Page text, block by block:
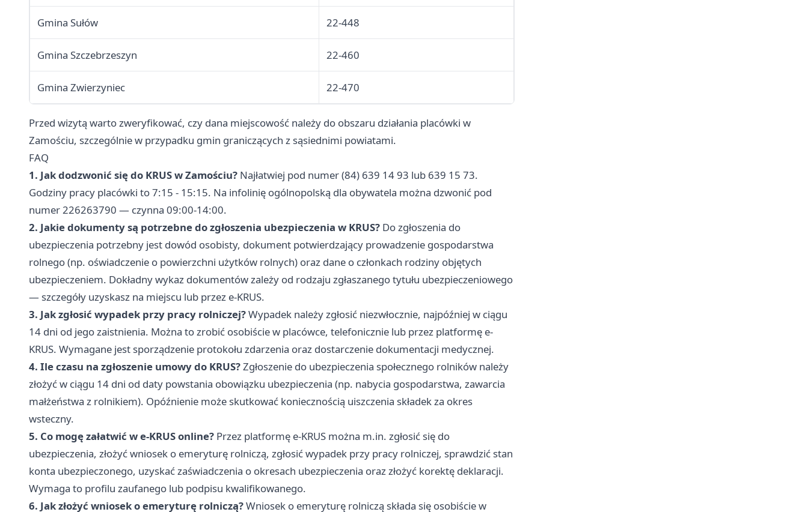
Gmina Sułów 22-448
Gmina Szczebrzeszyn 22-460
Gmina Zwierzyniec 22-470
Przed wizytą warto zweryfikować, czy dana miejscowość należy do obszaru działania placówki w
Zamościu, szczególnie w przypadku gmin graniczących z sąsiednimi powiatami.
FAQ
1. Jak dodzwonić się do KRUS w Zamościu? Najłatwiej pod numer (84) 639 14 93 lub 639 15 73.
Godziny pracy placówki to 7:15 - 15:15. Na infolinię ogólnopolską dla obywatela można dzwonić pod
numer 226263790 — czynna 09:00-14:00.
2. Jakie dokumenty są potrzebne do zgłoszenia ubezpieczenia w KRUS? Do zgłoszenia do
ubezpieczenia potrzebny jest dowód osobisty, dokument potwierdzający prowadzenie gospodarstwa
rolnego (np. oświadczenie o powierzchni użytków rolnych) oraz dane o członkach rodziny objętych
ubezpieczeniem. Dokładny wykaz dokumentów zależy od rodzaju zgłaszanego tytułu ubezpieczeniowego
— szczegóły uzyskasz na miejscu lub przez e-KRUS.
3. Jak zgłosić wypadek przy pracy rolniczej?Wypadek należy zgłosić niezwłocznie, najpóźniej w ciągu
14 dni od jego zaistnienia. Można to zrobić osobiście w placówce, telefonicznie lub przez platformę e-
KRUS. Wymagane jest sporządzenie protokołu zdarzenia oraz dostarczenie dokumentacji medycznej.
4. Ile czasu na zgłoszenie umowy do KRUS?Zgłoszenie do ubezpieczenia społecznego rolników należy
złożyć w ciągu 14 dni od daty powstania obowiązku ubezpieczenia (np. nabycia gospodarstwa, zawarcia
małżeństwa z rolnikiem). Opóźnienie może skutkować koniecznością uiszczenia składek za okres
wsteczny.
5. Co mogę załatwić w e-KRUS online? Przez platformę e-KRUS można m.in. zgłosić się do
ubezpieczenia, złożyć wniosek o emeryturę rolniczą, zgłosić wypadek przy pracy rolniczej, sprawdzić stan
konta ubezpieczonego, uzyskać zaświadczenia o okresach ubezpieczenia oraz złożyć korektę deklaracji.
Wymaga to profilu zaufanego lub podpisu kwalifikowanego.
6. Jak złożyć wniosek o emeryturę rolniczą?Wniosek o emeryturę rolniczą składa się osobiście w